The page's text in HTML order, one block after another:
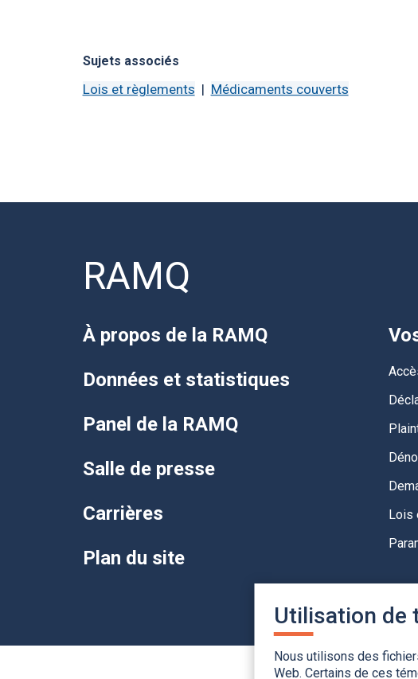
Utilisation de
Nous utilisons des
Web. Certains de ces
Sujets associés
Lois et règlements Médicaments couverts
RAMQ
À propos de la RAMQ
Données et statistiques
Panel de la RAMQ
Salle de presse
Carrières
Plan du site
Lois